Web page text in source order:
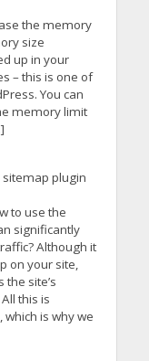
the memory
size
up in your
– this is one of
You can
memory limit
sitemap plugin
to use the
significantly
Although it
on your site,
site’s
this is
is why we